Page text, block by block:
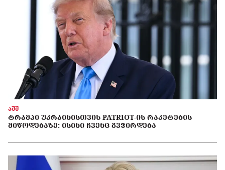
აშშ
ᲢᲠᲐᲛᲞᲘ ᲣᲙᲠᲐᲘᲜᲘᲡᲗᲕᲘᲡ PATRIOT-ᲘᲡ ᲠᲐᲙᲔᲢᲔᲑᲘᲡ
ᲛᲘᲬᲝᲓᲔᲑᲐᲖᲔ: ᲘᲡᲘᲜᲘ ᲩᲕᲔᲜᲪ ᲒᲕᲭᲘᲠᲓᲔᲑᲐ